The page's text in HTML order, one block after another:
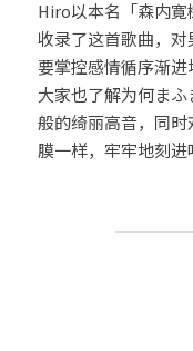
Hiro以本名「森内
收录了这首歌曲，
要掌控感情循序渐
大家也了解为何ま
般的绮丽高音，同
膜一样，牢牢地刻进